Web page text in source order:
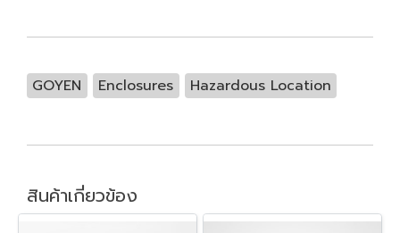
GOYEN Enclosures Hazardous Location
สินค้าเกี่ยวข้อง